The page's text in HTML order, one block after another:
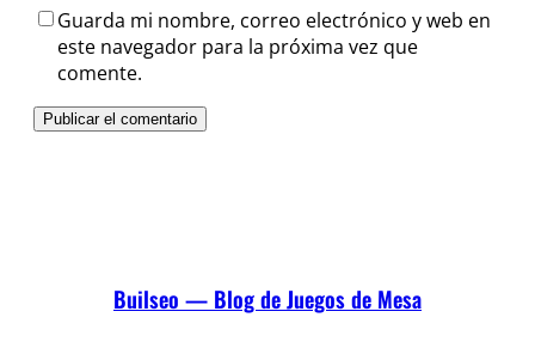
Guarda mi nombre, correo electrónico y web en
este navegador para la próxima vez que
comente.
Builseo — Blog de Juegos de Mesa